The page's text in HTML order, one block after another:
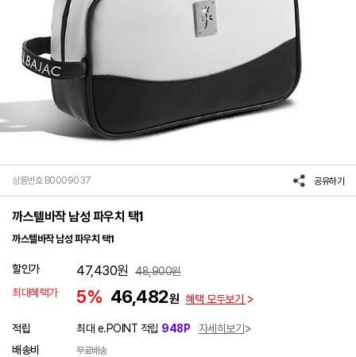
상품번호 B0009037 공유하기
까스텔바작 남성 파우치 택1
까스텔바작 남성 파우치 택1
할인가 47,430원 48,900원
최대혜택가
5% 46,482원 혜택 모두보기
적립 최대 e.POINT 적립 948P
자세히보기
배송비
무료배송